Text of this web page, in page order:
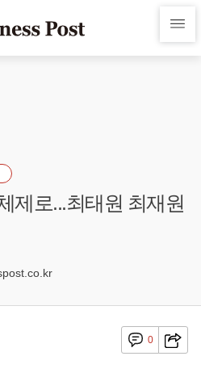
제로...최태원 최재원
0